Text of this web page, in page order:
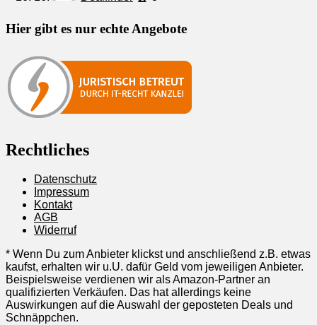
Hier gibt es nur echte Angebote
Rechtliches
Datenschutz
Impressum
Kontakt
AGB
Widerruf
* Wenn Du zum Anbieter klickst und anschließend z.B. etwas
kaufst, erhalten wir u.U. dafür Geld vom jeweiligen Anbieter.
Beispielsweise verdienen wir als Amazon-Partner an
qualifizierten Verkäufen. Das hat allerdings keine
Auswirkungen auf die Auswahl der geposteten Deals und
Schnäppchen.